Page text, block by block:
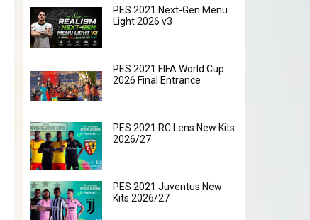
PES 2021 Next-Gen Menu
Light 2026 v3
PES 2021 FIFA World Cup
2026 Final Entrance
PES 2021 RC Lens New Kits
2026/27
PES 2021 Juventus New
Kits 2026/27